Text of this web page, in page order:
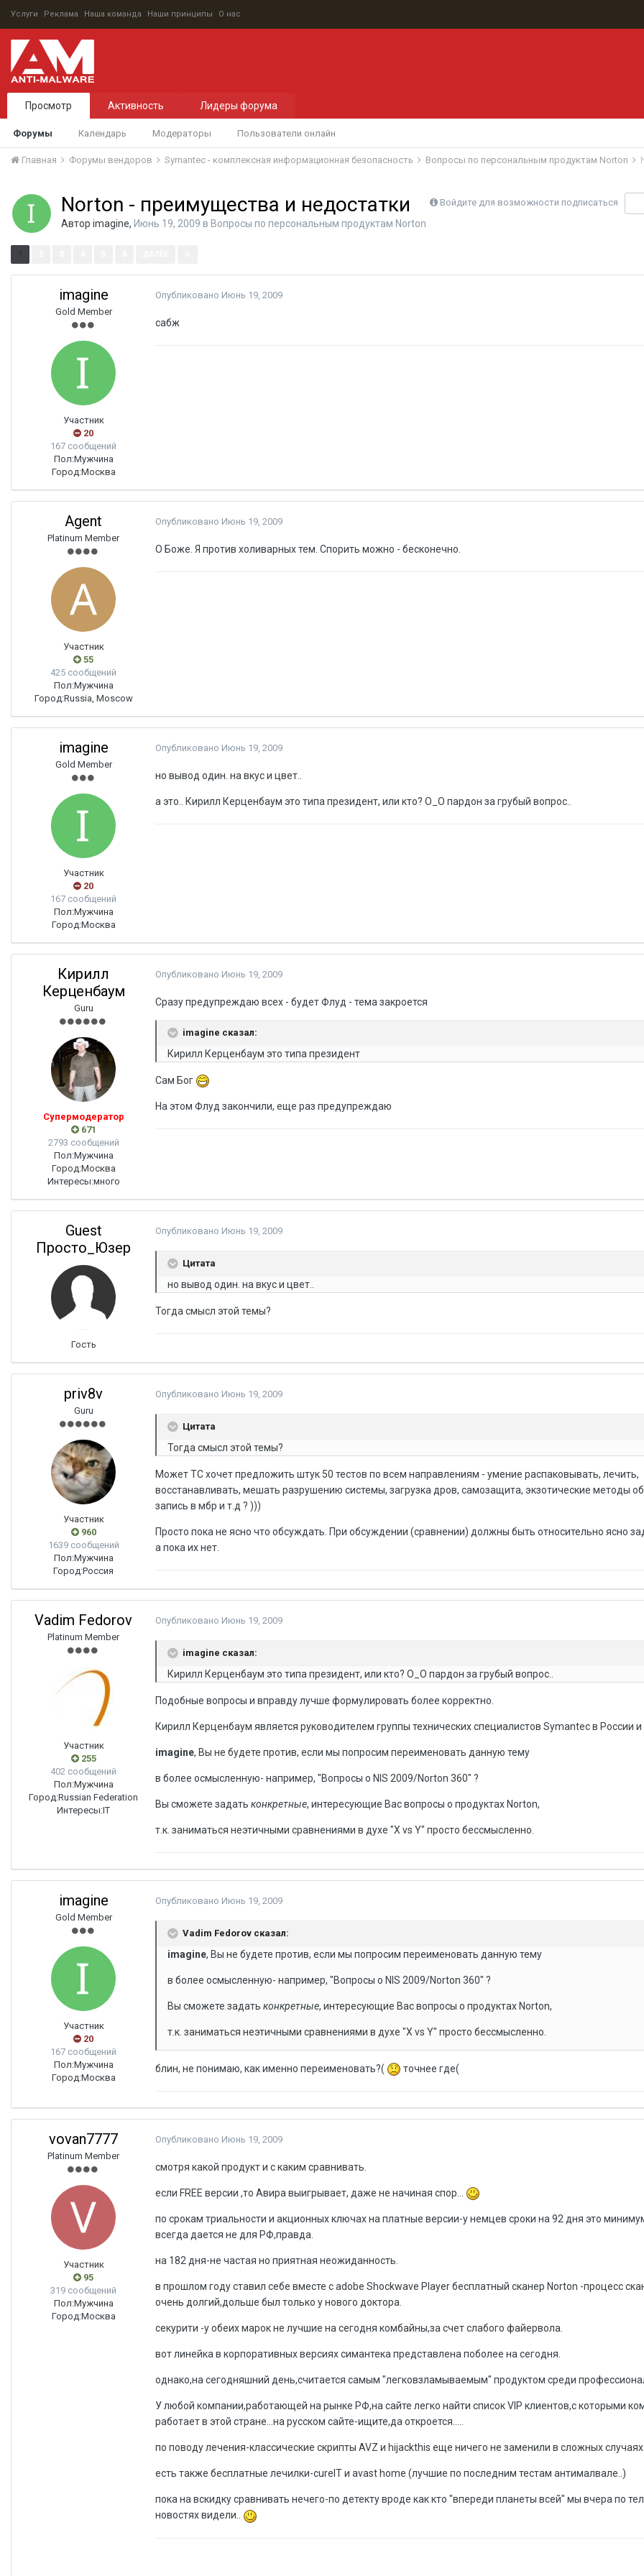
Услуги Реклама Наша команда Наши принципы О нас
Просмотр
Форумы Календарь Модераторы Пользователи онлайн
Активность Лидеры форума
Главная Форумы вендоров Symantec - комплексная информационная безопасность Вопросы по персональным продуктам Norton
Войдите для возможности подписаться
Norton - преимущества и недостатки
Автор imagine, Июнь 19, 2009 в Вопросы по персональным продуктам Norton
imagine
Gold Member
Участник
20
167 сообщений
Пол:Мужчина
Город:Москва
Опубликовано Июнь 19, 2009
сабж
Agent
Platinum Member
Участник
55
425 сообщений
Пол:Мужчина
Город:Russia, Moscow
Опубликовано Июнь 19, 2009
О Боже. Я против холиварных тем. Спорить можно - бесконечно.
imagine
Gold Member
Участник
20
167 сообщений
Пол:Мужчина
Город:Москва
Опубликовано Июнь 19, 2009
но вывод один. на вкус и цвет..
а это.. Кирилл Керценбаум это типа президент, или кто? О_О пардон за грубый вопрос..
Кирилл
Керценбаум
Guru
Супермодератор
671
2793 сообщений
Пол:Мужчина
Город:Москва
Интересы:много
Опубликовано Июнь 19, 2009
Сразу предупреждаю всех - будет Флуд - тема закроется
imagine сказал:
Кирилл Керценбаум это типа президент
Сам Бог
На этом Флуд закончили, еще раз предупреждаю
Guest
Просто_Юзер
Гость
Опубликовано Июнь 19, 2009
Цитата
но вывод один. на вкус и цвет..
Тогда смысл этой темы?
priv8v
Guru
Участник
960
1639 сообщений
Пол:Мужчина
Город:Россия
Опубликовано Июнь 19, 2009
Цитата
Тогда смысл этой темы?
Может ТС хочет предложить штук 50 тестов по всем направлениям - умение распаковывать, лечить,
восстанавливать, мешать разрушению системы, загрузка дров, самозащита, экзотические методы
запись в мбр и т.д ? )))
Просто пока не ясно что обсуждать. При обсуждении (сравнении) должны быть относительно ясно
а пока их нет.
Vadim Fedorov
Platinum Member
Участник
255
402 сообщений
Пол:Мужчина
Город:Russian Federation
Интересы:IT
Опубликовано Июнь 19, 2009
imagine сказал:
Кирилл Керценбаум это типа президент, или кто? О_О пардон за грубый вопрос..
Подобные вопросы и вправду лучше формулировать более корректно.
Кирилл Керценбаум является руководителем группы технических специалистов Symantec в России и
imagine, Вы не будете против, если мы попросим переименовать данную тему
в более осмысленную- например, "Вопросы о NIS 2009/Norton 360" ?
Вы сможете задать конкретные, интересующие Вас вопросы о продуктах Norton,
т.к. заниматься неэтичными сравнениями в духе "X vs Y" просто бессмысленно.
imagine
Gold Member
Участник
20
167 сообщений
Пол:Мужчина
Город:Москва
Опубликовано Июнь 19, 2009
Vadim Fedorov сказал:
imagine, Вы не будете против, если мы попросим переименовать данную тему
в более осмысленную- например, "Вопросы о NIS 2009/Norton 360" ?
Вы сможете задать конкретные, интересующие Вас вопросы о продуктах Norton,
т.к. заниматься неэтичными сравнениями в духе "X vs Y" просто бессмысленно.
блин, не понимаю, как именно переименовать?( точнее где(
vovan7777
Platinum Member
Участник
95
319 сообщений
Пол:Мужчина
Город:Москва
Опубликовано Июнь 19, 2009
смотря какой продукт и с каким сравнивать.
если FREE версии ,то Авира выигрывает, даже не начиная спор...
по срокам триальности и акционных ключах на платные версии-у немцев сроки на 92 дня это
всегда дается не для РФ,правда.
на 182 дня-не частая но приятная неожиданность.
в прошлом году ставил себе вместе с adobe Shockwave Player бесплатный сканер Norton -процесс
очень долгий,дольше был только у нового доктора.
секурити -у обеих марок не лучшие на сегодня комбайны,за счет слабого файервола.
вот линейка в корпоративных версиях симантека представлена поболее на сегодня.
однако,на сегодняшний день,считается самым "легковзламываемым" продуктом среди
У любой компании,работающей на рынке РФ,на сайте легко найти список VIP клиентов,с которыми
работает в этой стране...на русском сайте-ищите,да откроется.....
по поводу лечения-классические скрипты AVZ и hijackthis еще ничего не заменили в сложных
есть также бесплатные лечилки-cureIT и avast home (лучшие по последним тестам антималвале..)
пока на вскидку сравнивать нечего-по детекту вроде как кто "впереди планеты всей" мы вчера по
новостях видели..